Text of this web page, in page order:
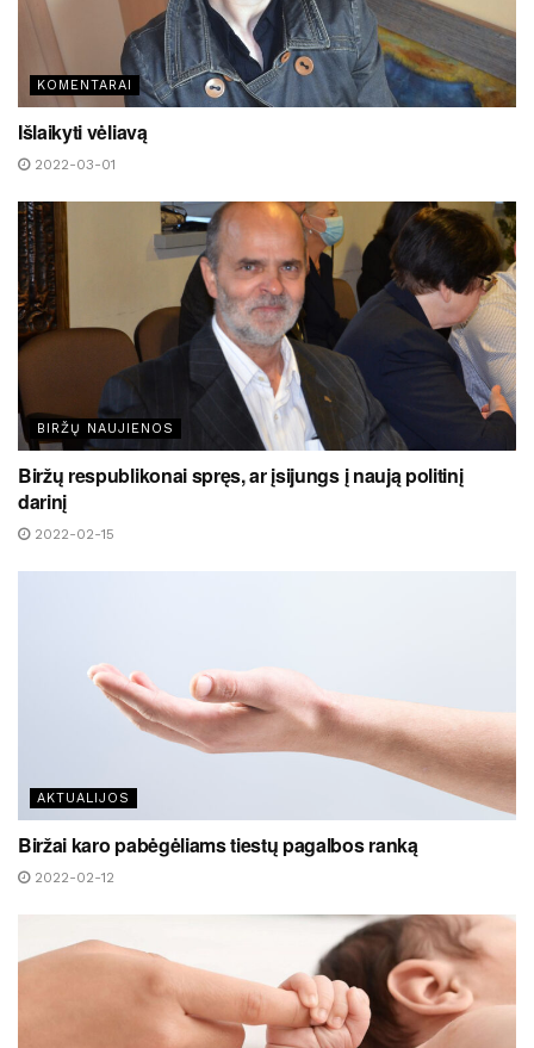
KOMENTARAI
Išlaikyti vėliavą
2022-03-01
BIRŽŲ NAUJIENOS
Biržų respublikonai spręs, ar įsijungs į naują politinį
darinį
2022-02-15
AKTUALIJOS
Biržai karo pabėgėliams tiestų pagalbos ranką
2022-02-12